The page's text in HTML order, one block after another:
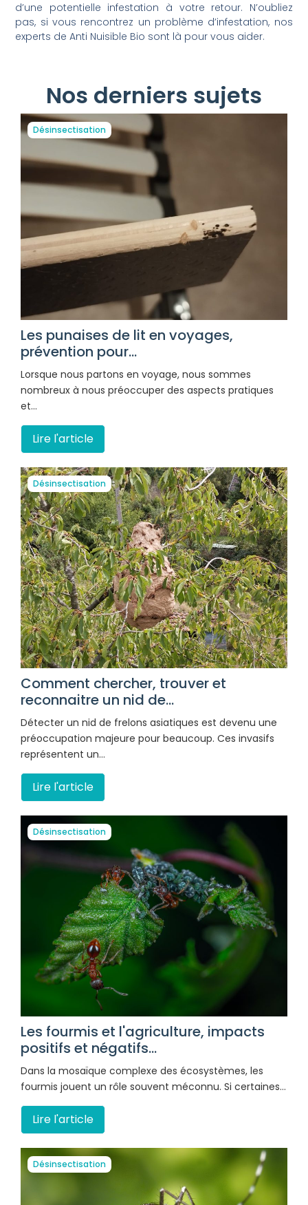
d’une potentielle infestation à votre retour. N’oubliez
pas, si vous rencontrez un problème d’infestation, nos
experts de Anti Nuisible Bio sont là pour vous aider.
Nos derniers sujets
Désinsectisation
Les punaises de lit en voyages,
prévention pour...
Lorsque nous partons en voyage, nous sommes
nombreux à nous préoccuper des aspects pratiques
et…
Lire l'article
Désinsectisation
Comment chercher, trouver et
reconnaitre un nid de...
Détecter un nid de frelons asiatiques est devenu une
préoccupation majeure pour beaucoup. Ces invasifs
représentent un…
Lire l'article
Désinsectisation
Les fourmis et l'agriculture, impacts
positifs et négatifs...
Dans la mosaïque complexe des écosystèmes, les
fourmis jouent un rôle souvent méconnu. Si certaines…
Lire l'article
Désinsectisation